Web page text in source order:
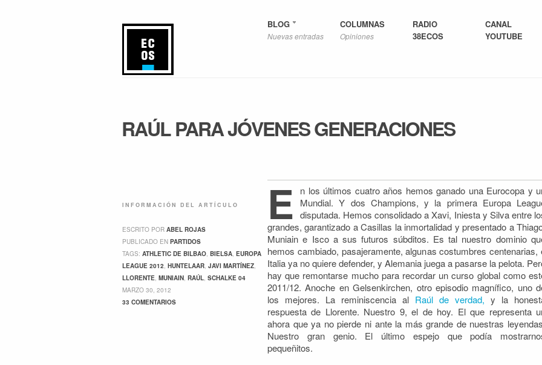
BLOG
Nuevas entradas
COLUMNAS
Opiniones
RADIO
38ECOS
CANAL
YOUTUBE
RAÚL PARA JÓVENES GENERACIONES
E
n los últimos cuatro años hemos ganado una Eurocopa y
Mundial. Y dos Champions, y la primera Europa
disputada. Hemos consolidado a Xavi, Iniesta y Silva entre
grandes, garantizado a Casillas la inmortalidad y presentado a
Muniain e Isco a sus futuros súbditos. Es tal nuestro dominio
hemos cambiado, pasajeramente, algunas costumbres centenarias,
Italia ya no quiere defender, y Alemania juega a pasarse la pelota.
hay que remontarse mucho para recordar un curso global como
2011/12. Anoche en Gelsenkirchen, otro episodio magnífico, uno
los mejores. La reminiscencia al Raúl de verdad, y la
respuesta de Llorente. Nuestro 9, el de hoy. El que representa
ahora que ya no pierde ni ante la más grande de nuestras
Nuestro gran genio. El último espejo que podía
pequeñitos.
INFORMACIÓN DEL ARTÍCULO
ESCRITO POR ABEL ROJAS
PUBLICADO EN PARTIDOS
TAGS: ATHLETIC DE BILBAO, BIELSA, EUROPA
LEAGUE 2012, HUNTELAAR, JAVI MARTÍNEZ,
LLORENTE, MUNIAIN, RAÚL, SCHALKE 04
MARZO 30, 2012
33 COMENTARIOS